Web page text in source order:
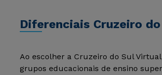
Diferenciais Cruzeiro
Ao escolher a Cruzeiro do Sul
grupos educacionais de ensino